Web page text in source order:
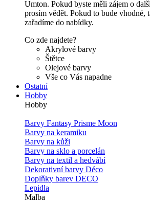
Umton. Pokud byste měli zájem o
prosím vědět. Pokud to bude vhodné,
zařadíme do nabídky.
Co zde najdete?
Akrylové barvy
Štětce
Olejové barvy
Vše co Vás napadne
Ostatní
Hobby
Hobby
Barvy Fantasy Prisme Moon
Barvy na keramiku
Barvy na kůži
Barvy na sklo a porcelán
Barvy na textil a hedvábí
Dekorativní barvy Déco
Doplňky barev DECO
Lepidla
Malba